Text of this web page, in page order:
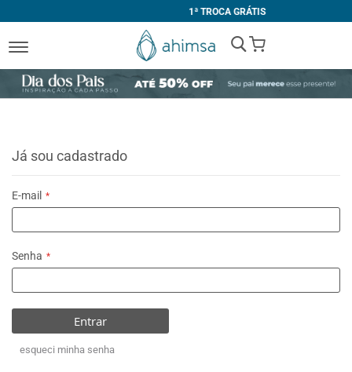
1ª TROCA GRÁTIS
My Cart
Já sou cadastrado
E-mail
Senha
Entrar
esqueci minha senha